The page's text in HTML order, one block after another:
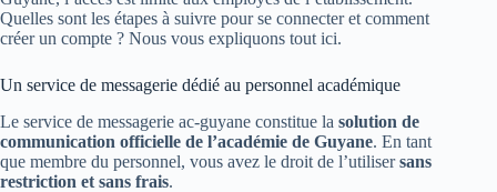
Quelles sont les étapes à suivre pour se connecter et comment
créer un compte ? Nous vous expliquons tout ici.
Un service de messagerie dédié au personnel académique
Le service de messagerie ac-guyane constitue la solution de
communication officielle de l’académie de Guyane. En tant
que membre du personnel, vous avez le droit de l’utilisersans
restriction et sans frais.